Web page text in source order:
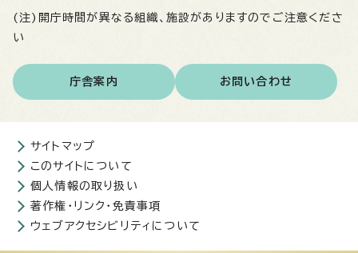
(注)開庁時間が異なる組織、施設がありますのでご注意くださ
い
庁舎案内 お問い合わせ
サイトマップ
このサイトについて
個人情報の取り扱い
著作権・リンク・免責事項
ウェブアクセシビリティについて